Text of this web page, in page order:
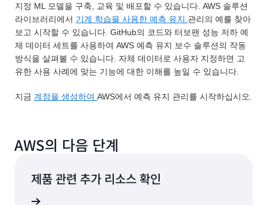
지정 ML 모델을 구축, 교육 및 배포할 수 있습니다. AWS 솔루션
라이브러리에서 기계 학습을 사용한 예측 유지 관리의 예를 찾아
보고 시작할 수 있습니다. GitHub의 코드와 터보팬 성능 저하 예
제 데이터 세트를 사용하여 AWS 예측 유지 보수 솔루션의 작동
방식을 살펴볼 수 있습니다. 자체 데이터로 사용자 지정하면 고
유한 사용 사례에 맞는 기능에 대한 이해를 높일 수 있습니다.
지금 계정을 생성하여 AWS에서 예측 유지 관리를 시작하십시오.
AWS의 다음 단계
제품 관련 추가 리소스 확인